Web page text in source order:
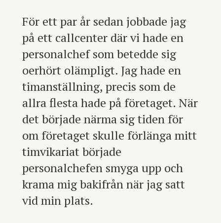
För ett par år sedan jobbade jag
på ett callcenter där vi hade en
personalchef som betedde sig
oerhört olämpligt. Jag hade en
timanställning, precis som de
allra flesta hade på företaget. När
det började närma sig tiden för
om företaget skulle förlänga mitt
timvikariat började
personalchefen smyga upp och
krama mig bakifrån när jag satt
vid min plats.